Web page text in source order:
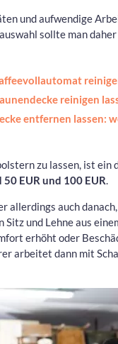
und aufwendige
sollte man
reinigen
entfernen lassen:
zu lassen, ist
EUR und 100 EUR.
allerdings auch
Sitz und Lehne aus
erhöht oder
arbeitet dann mit